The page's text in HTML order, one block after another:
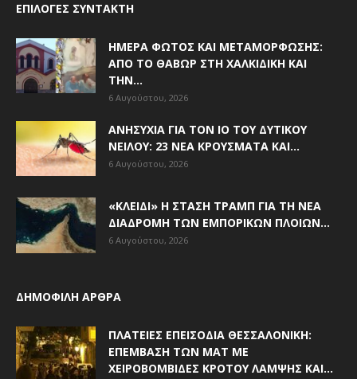
ΕΠΙΛΟΓΈΣ ΣΥΝΤΆΚΤΗ
ΗΜΈΡΑ ΦΩΤΌΣ ΚΑΙ ΜΕΤΑΜΌΡΦΩΣΗΣ:
ΑΠΌ ΤΟ ΘΑΒΏΡ ΣΤΗ ΧΑΛΚΙΔΙΚΉ ΚΑΙ
ΤΗΝ...
6 Αυγούστου, 2026
ΑΝΗΣΥΧΊΑ ΓΙΑ ΤΟΝ ΙΌ ΤΟΥ ΔΥΤΙΚΟΎ
ΝΕΊΛΟΥ: 23 ΝΈΑ ΚΡΟΎΣΜΑΤΑ ΚΑΙ...
6 Αυγούστου, 2026
«ΚΛΕΙΔΊ» Η ΣΤΆΣΗ ΤΡΑΜΠ ΓΙΑ ΤΗ ΝΈΑ
ΔΙΑΔΡΟΜΉ ΤΩΝ ΕΜΠΟΡΙΚΏΝ ΠΛΟΊΩΝ...
6 Αυγούστου, 2026
ΔΗΜΟΦΙΛΗ ΑΡΘΡΑ
ΠΛΑΤΕΊΕΣ ΕΠΕΙΣΌΔΙΑ ΘΕΣΣΑΛΟΝΊΚΗ:
ΕΠΈΜΒΑΣΗ ΤΩΝ ΜΑΤ ΜΕ
ΧΕΙΡΟΒΟΜΒΊΔΕΣ ΚΡΌΤΟΥ ΛΆΜΨΗΣ ΚΑΙ...